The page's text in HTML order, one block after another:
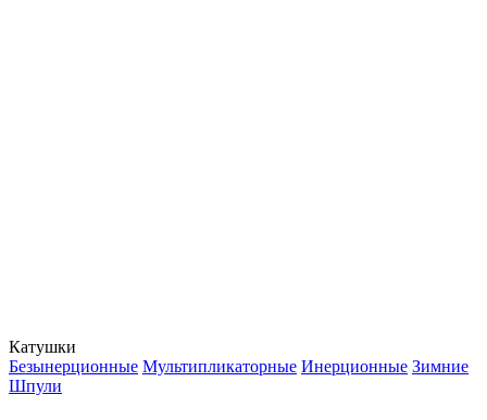
Катушки
Безынерционные Мультипликаторные Инерционные Зимние
Шпули